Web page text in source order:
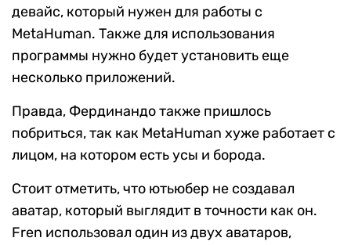
девайс, который нужен для работы с
MetaHuman. Также для использования
программы нужно будет установить еще
несколько приложений.
Правда, Фердинандо также пришлось
побриться, так как MetaHuman хуже работает с
лицом, на котором есть усы и борода.
Стоит отметить, что ютьюбер не создавал
аватар, который выглядит в точности как он.
Fren использовал один из двух аватаров,